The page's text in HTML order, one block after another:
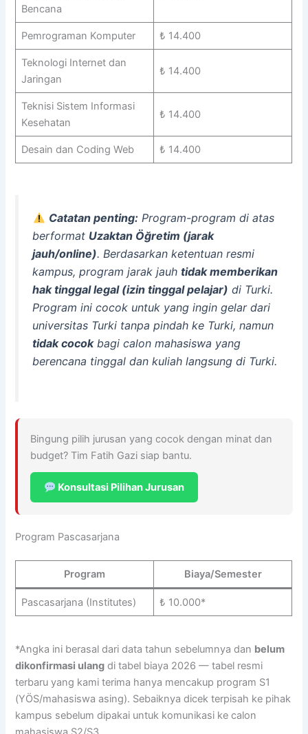
Bencana
Pemrograman Komputer ₺ 14.400
Teknologi Internet dan
Jaringan
₺ 14.400
Teknisi Sistem Informasi
Kesehatan
₺ 14.400
Desain dan Coding Web ₺ 14.400
Catatan penting:Program-program di atas
berformat Uzaktan Öğretim (jarak
jauh/online). Berdasarkan ketentuan resmi
kampus, program jarak jauhtidak memberikan
hak tinggal legal (izin tinggal pelajar) di Turki.
Program ini cocok untuk yang ingin gelar dari
universitas Turki tanpa pindah ke Turki, namun
tidak cocokbagi calon mahasiswa yang
berencana tinggal dan kuliah langsung di Turki.
Bingung pilih jurusan yang cocok dengan minat dan
budget? Tim Fatih Gazi siap bantu.
Konsultasi Pilihan Jurusan
Program Pascasarjana
Program Biaya/Semester
Pascasarjana (Institutes) ₺ 10.000*
*Angka ini berasal dari data tahun sebelumnya dan belum
dikonfirmasi ulang di tabel biaya 2026 — tabel resmi
terbaru yang kami terima hanya mencakup program S1
(YÖS/mahasiswa asing). Sebaiknya dicek terpisah ke pihak
kampus sebelum dipakai untuk komunikasi ke calon